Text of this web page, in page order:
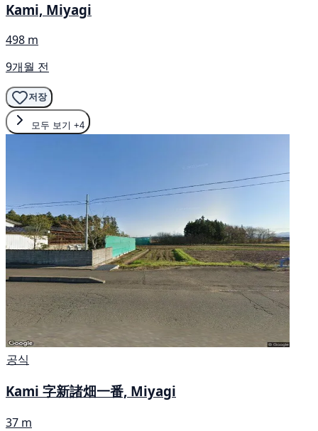
Kami, Miyagi
498 m
9개월 전
저장
모두 보기 +4
공식
Kami 字新諸畑一番, Miyagi
37 m